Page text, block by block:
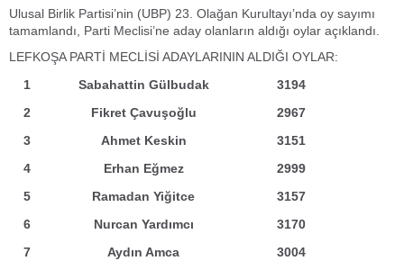
Ulusal Birlik Partisi’nin (UBP) 23. Olağan Kurultayı’nda oy sayımı
tamamlandı, Parti Meclisi’ne aday olanların aldığı oylar açıklandı.
LEFKOŞA PARTİ MECLİSİ ADAYLARININ ALDIĞI OYLAR:
1
Sabahattin Gülbudak
3194
2
Fikret Çavuşoğlu
2967
3
Ahmet Keskin
3151
4
Erhan Eğmez
2999
5
Ramadan Yiğitce
3157
6
Nurcan Yardımcı
3170
7
Aydın Amca
3004